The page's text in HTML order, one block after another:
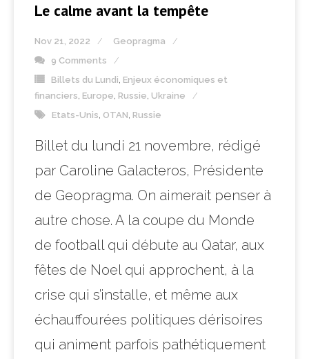
Le calme avant la tempête
Nov 21, 2022
Geopragma
9 Comments
Billets du Lundi, Enjeux économiques et
financiers, Europe, Russie, Ukraine
Etats-Unis, OTAN, Russie
Billet du lundi 21 novembre, rédigé
par Caroline Galacteros, Présidente
de Geopragma. On aimerait penser à
autre chose. A la coupe du Monde
de football qui débute au Qatar, aux
fêtes de Noel qui approchent, à la
crise qui s’installe, et même aux
échauffourées politiques dérisoires
qui animent parfois pathétiquement